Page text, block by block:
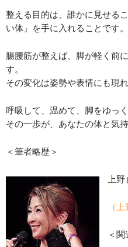
整える目的は、誰かに見せる
い体」を手に入れることです。
腸腰筋が整えば、脚が軽く前
す。
その変化は姿勢や表情にも現
呼吸して、温めて、脚をゆっく
その一歩が、あなたの体と気
＜筆者略歴＞
上
（
＜関